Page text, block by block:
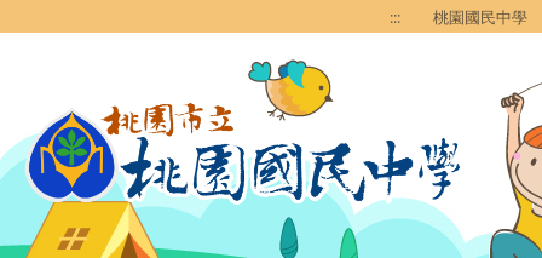
::: 桃園國民中學